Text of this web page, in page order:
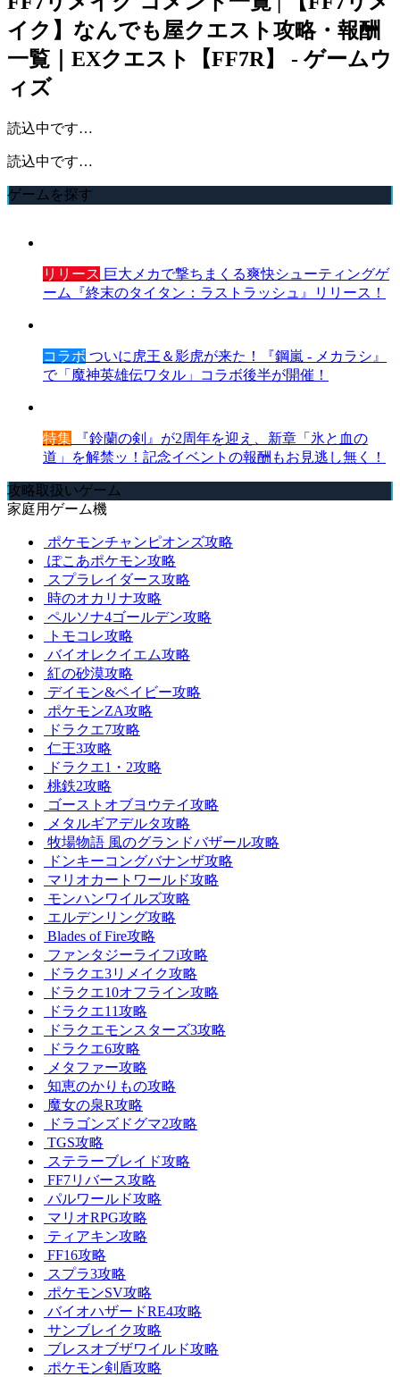
イク】なんでも屋クエスト攻略・報酬
一覧｜EXクエスト【FF7R】 - ゲームウ
ィズ
読込中です…
読込中です…
ゲームを探す
リリース 巨大メカで撃ちまくる爽快シューティングゲ
ーム『終末のタイタン：ラストラッシュ』リリース！
コラボ ついに虎王＆影虎が来た！『鋼嵐 - メカラシ』
で「魔神英雄伝ワタル」コラボ後半が開催！
特集 『鈴蘭の剣』が2周年を迎え、新章「氷と血の
道」を解禁ッ！記念イベントの報酬もお見逃し無く！
攻略取扱いゲーム
家庭用ゲーム機
ポケモンチャンピオンズ攻略
ぽこあポケモン攻略
スプラレイダース攻略
時のオカリナ攻略
ペルソナ4ゴールデン攻略
トモコレ攻略
バイオレクイエム攻略
紅の砂漠攻略
デイモン&ベイビー攻略
ポケモンZA攻略
ドラクエ7攻略
仁王3攻略
ドラクエ1・2攻略
桃鉄2攻略
ゴーストオブヨウテイ攻略
メタルギアデルタ攻略
牧場物語 風のグランドバザール攻略
ドンキーコングバナンザ攻略
マリオカートワールド攻略
モンハンワイルズ攻略
エルデンリング攻略
Blades of Fire攻略
ファンタジーライフi攻略
ドラクエ3リメイク攻略
ドラクエ10オフライン攻略
ドラクエ11攻略
ドラクエモンスターズ3攻略
ドラクエ6攻略
メタファー攻略
知恵のかりもの攻略
魔女の泉R攻略
ドラゴンズドグマ2攻略
TGS攻略
ステラーブレイド攻略
FF7リバース攻略
パルワールド攻略
マリオRPG攻略
ティアキン攻略
FF16攻略
スプラ3攻略
ポケモンSV攻略
バイオハザードRE4攻略
サンブレイク攻略
ブレスオブザワイルド攻略
ポケモン剣盾攻略